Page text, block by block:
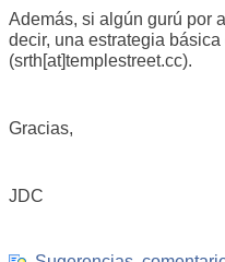
Además, si algún gurú por
decir, una estrategia
(srth[at]templestreet.cc).
Gracias,
JDC